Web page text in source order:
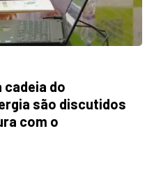
do
são discutidos
com o